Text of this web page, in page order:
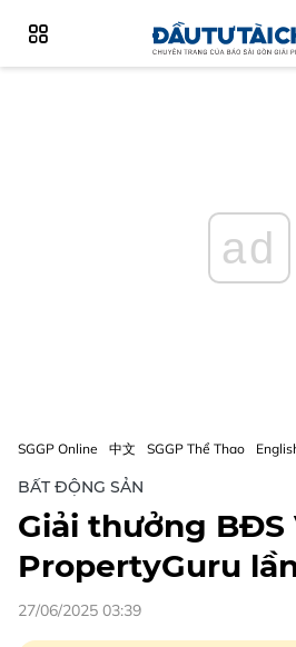
ad
SGGP Online 中文 SGGP Thể Thao
BẤT ĐỘNG SẢN
Giải thưởng BĐS
PropertyGuru
27/06/2025 03:39